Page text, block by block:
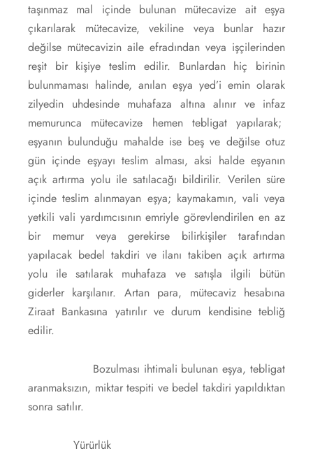
taşınmaz mal içinde bulunan mütecavize ait eşya
çıkarılarak mütecavize, vekiline veya bunlar hazır
değilse mütecavizin aile efradından veya işçilerinden
reşit bir kişiye teslim edilir. Bunlardan hiç birinin
bulunmaması halinde, anılan eşya yed’i emin olarak
zilyedin uhdesinde muhafaza altına alınır ve infaz
memurunca mütecavize hemen tebligat yapılarak;
eşyanın bulunduğu mahalde ise beş ve değilse otuz
gün içinde eşyayı teslim alması, aksi halde eşyanın
açık artırma yolu ile satılacağı bildirilir. Verilen süre
içinde teslim alınmayan eşya; kaymakamın, vali veya
yetkili vali yardımcısının emriyle görevlendirilen en az
bir memur veya gerekirse bilirkişiler tarafından
yapılacak bedel takdiri ve ilanı takiben açık artırma
yolu ile satılarak muhafaza ve satışla ilgili bütün
giderler karşılanır. Artan para, mütecaviz hesabına
Ziraat Bankasına yatırılır ve durum kendisine tebliğ
edilir.
Bozulması ihtimali bulunan eşya, tebligat
aranmaksızın, miktar tespiti ve bedel takdiri yapıldıktan
sonra satılır.
Yürürlük